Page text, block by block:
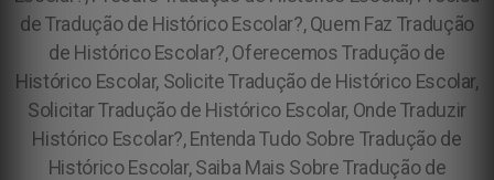
de Tradução de Histórico Escolar?, Quem Faz Tradução
de Histórico Escolar?, Oferecemos Tradução de
Histórico Escolar, Solicite Tradução de Histórico Escolar,
Solicitar Tradução de Histórico Escolar, Onde Traduzir
Histórico Escolar?, Entenda Tudo Sobre Tradução de
Histórico Escolar, Saiba Mais Sobre Tradução de